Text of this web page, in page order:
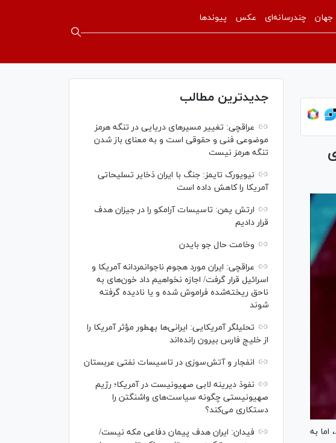
جهان چندرسانه‌ای عکس پیوندها
به
جدیدترین مطالب
عراقچی: تغییر مسیرهای دریایی در تنگه هرمز
موضوعی فنی و حقوقی است و به معنای باز شدن
تنگه هرمز نیست
نیویورک تایمز: جنگ با ایران ذخایر تسلیحاتی
آمریکا را کاهش داده است
ارتش یمن: تاسیسات آرامکو را در جیزان هدف
قرار دادیم
وخامت حال جو بایدن
عراقچی: ایران مورد هجوم ناجوانمردانه آمریکا و
اسرائیل قرار گرفت/ اجازه نخواهیم داد خون‌های به
ناحق ریخته‌شده فراموش شده و یا نادیده گرفته
شوند
تحلیلگر آمریکایی: ایرانی‌ها به‎طور مؤثر آمریکا را
از خلیج فارس بیرون رانده‌اند
انفجار و آتش‌سوزی در تاسیسات نفتی عربستان
نفوذ دیرینه لابی صهیونیست در آمریکا؛ رژیم
صهیونیستی چگونه سیاست‌های واشنگتن را
دستکاری می‌کند؟
فیدان: ایران هدف پیمان دفاعی مکه نیست/